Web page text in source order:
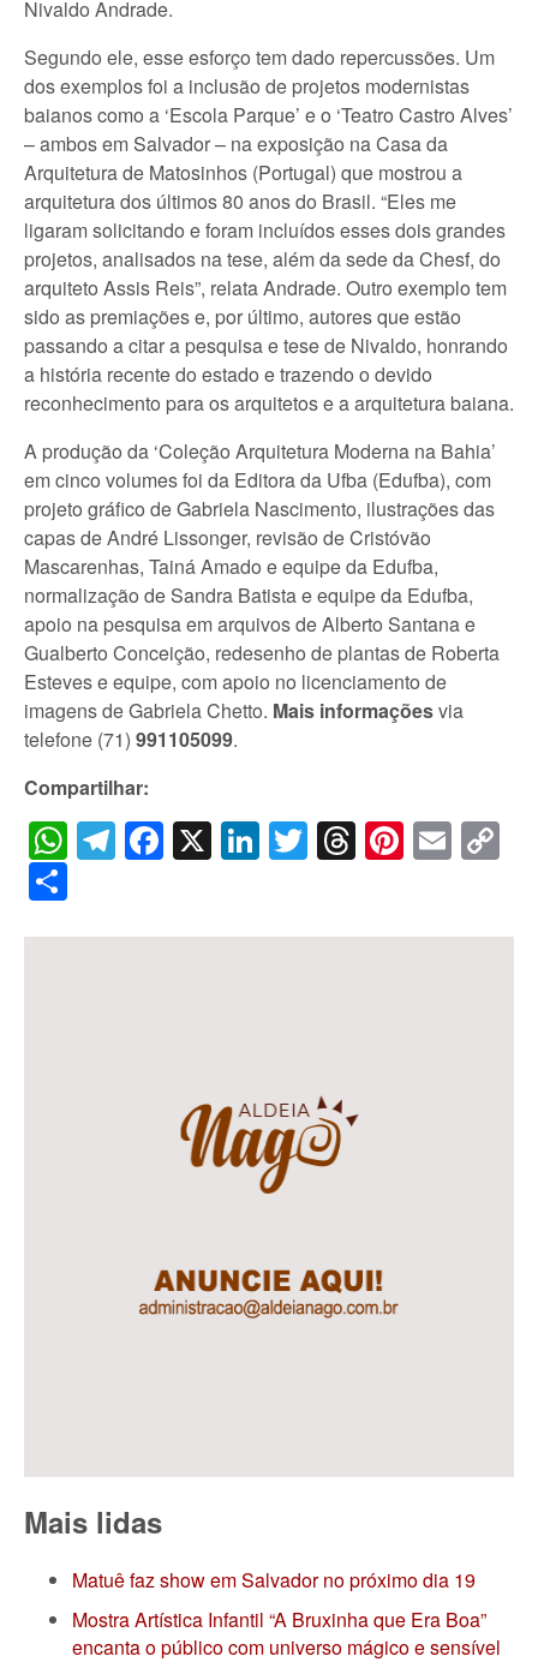
Nivaldo Andrade.
Segundo ele, esse esforço tem dado repercussões. Um
dos exemplos foi a inclusão de projetos modernistas
baianos como a ‘Escola Parque’ e o ‘Teatro Castro Alves’
– ambos em Salvador – na exposição na Casa da
Arquitetura de Matosinhos (Portugal) que mostrou a
arquitetura dos últimos 80 anos do Brasil. “Eles me
ligaram solicitando e foram incluídos esses dois grandes
projetos, analisados na tese, além da sede da Chesf, do
arquiteto Assis Reis”, relata Andrade. Outro exemplo tem
sido as premiações e, por último, autores que estão
passando a citar a pesquisa e tese de Nivaldo, honrando
a história recente do estado e trazendo o devido
reconhecimento para os arquitetos e a arquitetura baiana.
A produção da ‘Coleção Arquitetura Moderna na Bahia’
em cinco volumes foi da Editora da Ufba (Edufba), com
projeto gráfico de Gabriela Nascimento, ilustrações das
capas de André Lissonger, revisão de Cristóvão
Mascarenhas, Tainá Amado e equipe da Edufba,
normalização de Sandra Batista e equipe da Edufba,
apoio na pesquisa em arquivos de Alberto Santana e
Gualberto Conceição, redesenho de plantas de Roberta
Esteves e equipe, com apoio no licenciamento de
imagens de Gabriela Chetto. Mais informaçõesvia
telefone (71) 991105099.
Compartilhar:
WhatsApp
Telegram
Facebook
X LinkedIn
Twitter
Threads
Mais lidas
Matuê faz show em Salvador no próximo dia 19
Mostra Artística Infantil “A Bruxinha que Era Boa”
encanta o público com universo mágico e sensível